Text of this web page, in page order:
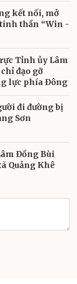
kết nối, mở
thần “Win -
Tỉnh ủy Lâm
đạo gỡ
lực phía Đông
đi đường bị
Sơn
Đồng Bùi
Quảng Khê